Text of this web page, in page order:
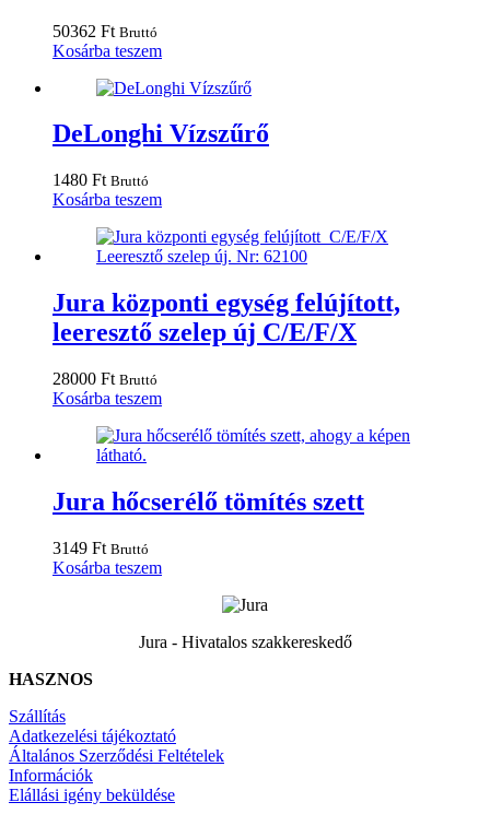
50362 Ft Bruttó
Kosárba teszem
DeLonghi Vízszűrő
1480 Ft Bruttó
Kosárba teszem
Jura központi egység felújított,
leeresztő szelep új C/E/F/X
28000 Ft Bruttó
Kosárba teszem
Jura hőcserélő tömítés szett
3149 Ft Bruttó
Kosárba teszem
Jura - Hivatalos szakkereskedő
HASZNOS
Szállítás
Adatkezelési tájékoztató
Általános Szerződési Feltételek
Információk
Elállási igény beküldése